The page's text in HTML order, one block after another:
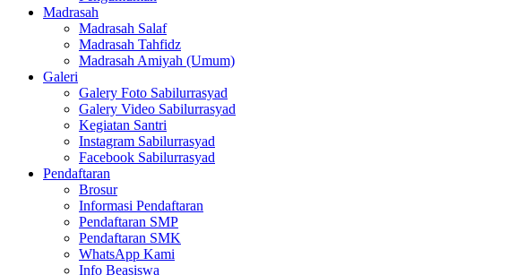
Madrasah
Madrasah Salaf
Madrasah Tahfidz
Madrasah Amiyah (Umum)
Galeri
Galery Foto Sabilurrasyad
Galery Video Sabilurrasyad
Kegiatan Santri
Instagram Sabilurrasyad
Facebook Sabilurrasyad
Pendaftaran
Brosur
Informasi Pendaftaran
Pendaftaran SMP
Pendaftaran SMK
WhatsApp Kami
Info Beasiswa